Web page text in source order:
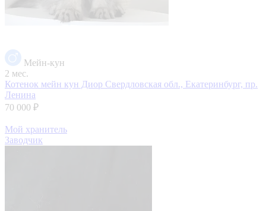
Мейн-кун
2 мес.
Котенок мейн кун Диор Свердловская обл., Екатеринбург, пр.
Ленина
70 000 ₽
Мой хранитель
Заводчик